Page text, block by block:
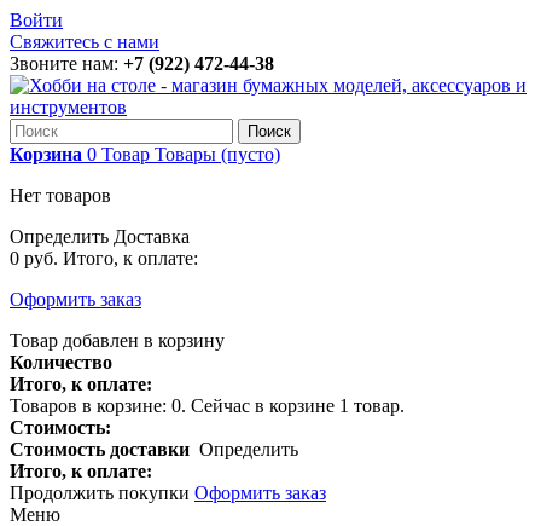
Войти
Свяжитесь с нами
Звоните нам: +7 (922) 472-44-38
Поиск
Корзина 0 Товар Товары (пусто)
Нет товаров
Определить Доставка
0 руб. Итого, к оплате:
Оформить заказ
Товар добавлен в корзину
Количество
Итого, к оплате:
Товаров в корзине: 0. Сейчас в корзине 1 товар.
Стоимость:
Стоимость доставки Определить
Итого, к оплате:
Продолжить покупки Оформить заказ
Меню